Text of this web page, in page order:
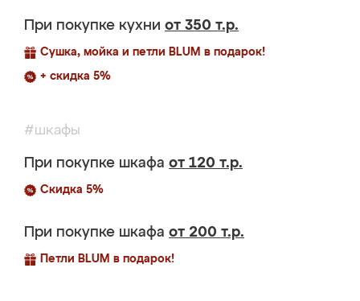
При покупке кухни от 350 т.р.
Сушка, мойка и петли BLUM в подарок!
+ скидка 5%
#шкафы
При покупке шкафа от 120 т.р.
Скидка 5%
При покупке шкафа от 200 т.р.
Петли BLUM в подарок!